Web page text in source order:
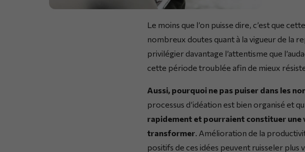
Le moins que l’on puisse dire, c’est que
nombreux doutes quant à la vigueur de la
privilégier davantage l’attentisme que
cette période troublée afin de mieux
Aussi, pourquoi ne pas puiser dans les
processus d’idéation est bien organisé et
rapidement et pourraient constituer une
transformer . Amélioration de la
positifs de ces idées peuvent ruisseler